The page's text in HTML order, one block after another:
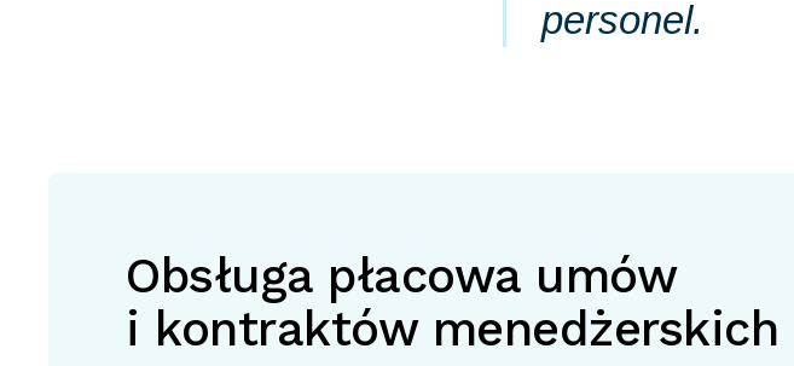
personel.
Obsługa płacowa umów
i kontraktów menedżerskich